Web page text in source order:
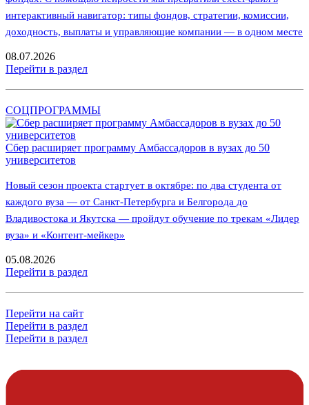
интерактивный навигатор: типы фондов, стратегии, комиссии,
доходность, выплаты и управляющие компании — в одном месте
08.07.2026
Перейти в раздел
СОЦПРОГРАММЫ
Сбер расширяет программу Амбассадоров в вузах до 50
университетов
Новый сезон проекта стартует в октябре: по два студента от
каждого вуза — от Санкт-Петербурга и Белгорода до
Владивостока и Якутска — пройдут обучение по трекам «Лидер
вуза» и «Контент-мейкер»
05.08.2026
Перейти в раздел
Перейти на сайт
Перейти в раздел
Перейти в раздел